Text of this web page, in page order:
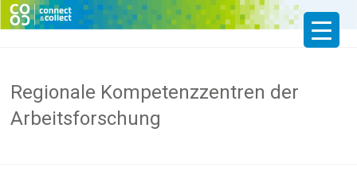
Regionale Kompetenzzentren der
Arbeitsforschung